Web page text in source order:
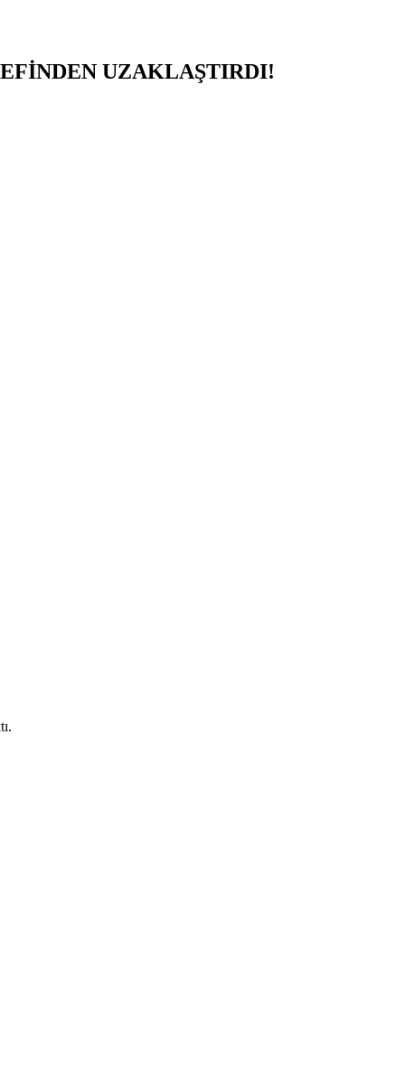
UZAKLAŞTIRDI!